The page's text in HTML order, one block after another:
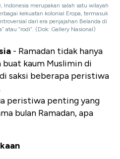
Indonesia merupakan salah satu wilayah
kekuatan kolonial Eropa, termasuk
dari era penjajahan Belanda di
atau “rodi”. (Dok: Gallery Nasional)
- Ramadan tidak hanya
kaum Muslimin di
saksi beberapa peristiwa
peristiwa penting yang
bulan Ramadan, apa